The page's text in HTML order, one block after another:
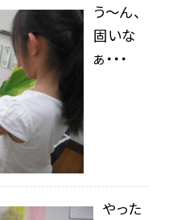
う〜ん、
固いな
ぁ・・・
やった